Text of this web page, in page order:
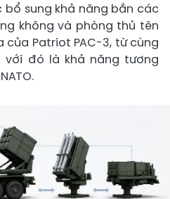
bổ sung khả năng bắn các
không và phòng thủ tên
Patriot PAC-3, từ cùng
với đó là khả năng tương